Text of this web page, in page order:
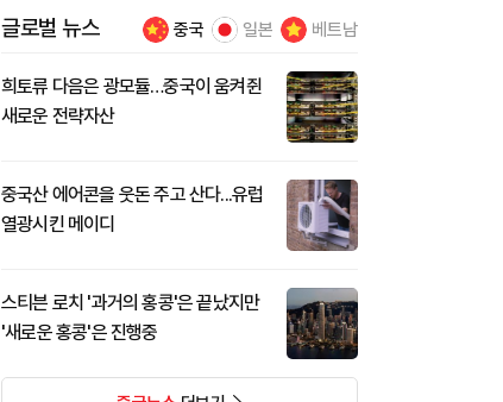
글로벌 뉴스 중국 일본 베트남
희토류 다음은 광모듈…중국이 움켜쥔
새로운 전략자산
중국산 에어콘을 웃돈 주고 산다...유럽
열광시킨 메이디
스티븐 로치 '과거의 홍콩'은 끝났지만
'새로운 홍콩'은 진행중